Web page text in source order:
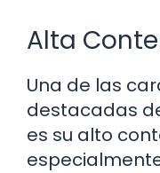
Alta
Una de las
destacadas
es su alto